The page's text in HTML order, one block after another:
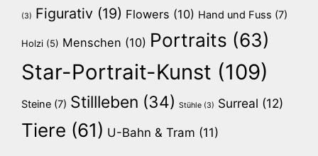
(3) Figurativ (19) Flowers (10) Hand und Fuss (7)
Holzi (5) Menschen (10) Portraits (63)
Star-Portrait-Kunst (109)
Steine (7) Stillleben (34) Stühle (3) Surreal (12)
Tiere (61) U-Bahn & Tram (11)